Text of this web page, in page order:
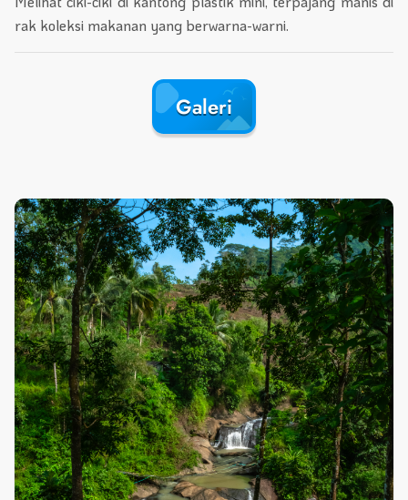
rak koleksi makanan yang berwarna-warni.
Galeri